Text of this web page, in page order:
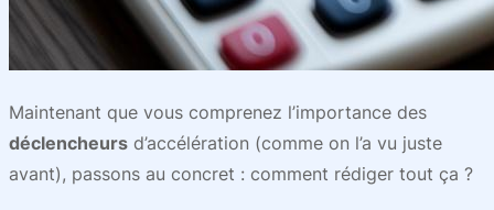
Maintenant que vous comprenez l’importance des
déclencheurs d’accélération (comme on l’a vu juste
avant), passons au concret : comment rédiger tout ça ?